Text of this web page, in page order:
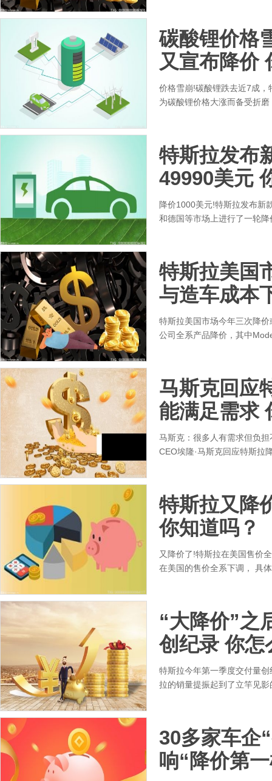
碳酸锂价格
又宣布降价
价格雪崩!碳酸锂跌去近7成
为碳酸锂价格大涨而备受折
特斯拉发布
49990美元
降价1000美元!特斯拉发布新
和德国等市场上进行了一轮
特斯拉美国
与造车成本
特斯拉美国市场今年三次降
公司全系产品降价，其中
马斯克回应
能满足需求
马斯克：很多人有需求但负
CEO埃隆·马斯克回应特斯拉
特斯拉又降
你知道吗？
又降价了!特斯拉在美国售价
在美国的售价全系下调， 具
“大降价”之
创纪录 你怎
特斯拉今年第一季度交付量
拉的销量提振起到了立竿见
30多家车企
响“降价第